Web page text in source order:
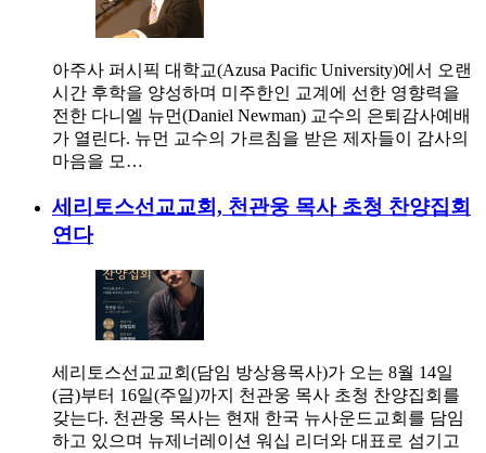
아주사 퍼시픽 대학교(Azusa Pacific University)에서 오랜
시간 후학을 양성하며 미주한인 교계에 선한 영향력을
전한 다니엘 뉴먼(Daniel Newman) 교수의 은퇴감사예배
가 열린다. 뉴먼 교수의 가르침을 받은 제자들이 감사의
마음을 모…
세리토스선교교회, 천관웅 목사 초청 찬양집회
연다
세리토스선교교회(담임 방상용목사)가 오는 8월 14일
(금)부터 16일(주일)까지 천관웅 목사 초청 찬양집회를
갖는다. 천관웅 목사는 현재 한국 뉴사운드교회를 담임
하고 있으며 뉴제너레이션 워십 리더와 대표로 섬기고